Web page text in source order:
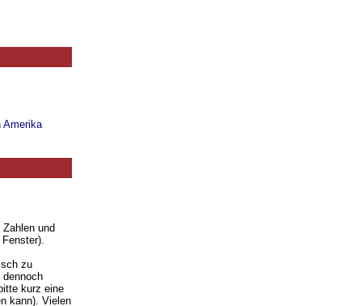
Amerika
Zahlen und
zu
kurz eine
kann). Vielen